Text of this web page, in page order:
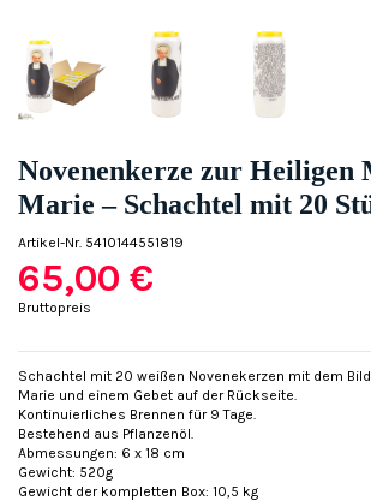
Novenenkerze zur Heiligen
Marie – Schachtel mit 20
Artikel-Nr. 5410144551819
65,00 €
Bruttopreis
Schachtel mit 20 weißen Novenekerzen mit dem
Marie und einem Gebet auf der Rückseite.
Kontinuierliches Brennen für 9 Tage.
Bestehend aus Pflanzenöl.
Abmessungen: 6 x 18 cm
Gewicht: 520g
Gewicht der kompletten Box: 10,5 kg